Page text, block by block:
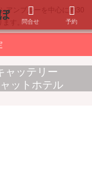
アンブルーを中心に約30
ます。
ャッテリー
ットホテル
問合せ 予約